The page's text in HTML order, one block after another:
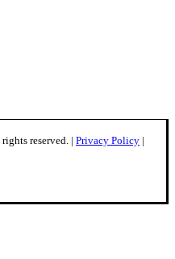
reserved. | Privacy Policy |